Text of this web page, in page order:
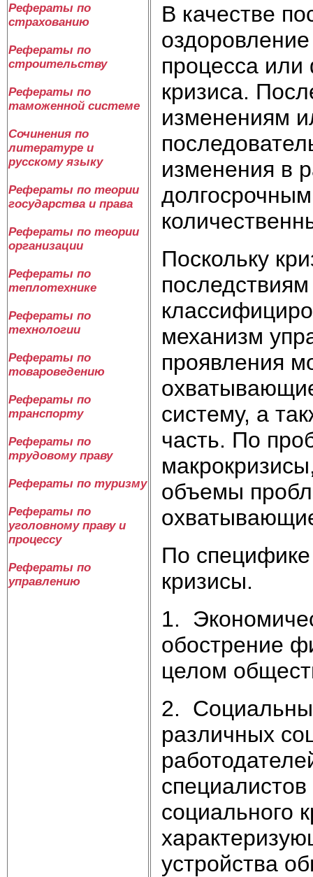
Рефераты по
страхованию
Рефераты по
строительству
Рефераты по
таможенной системе
Сочинения по
литературе и
русскому языку
Рефераты по теории
государства и права
Рефераты по теории
организации
Рефераты по
теплотехнике
Рефераты по
технологии
Рефераты по
товароведению
Рефераты по
транспорту
Рефераты по
трудовому праву
Рефераты по туризму
Рефераты по
уголовному праву и
процессу
Рефераты по
управлению
В качестве
процесса
кризиса.
изменениям
изменения в
Поскольку
механизм
проявления
систему, а
часть. По
объемы
По
кризисы.
1.
обострение
целом
2.
различных
социального
устройства